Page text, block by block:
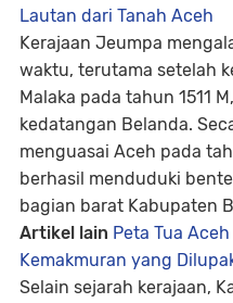
Lautan dari Tanah Aceh
Kerajaan Jeumpa
waktu, terutama setelah
Malaka pada tahun 1511
kedatangan Belanda.
menguasai Aceh pada
berhasil menduduki
bagian barat Kabupaten
Artikel lain Peta Tua
Kemakmuran yang
Selain sejarah kerajaan,